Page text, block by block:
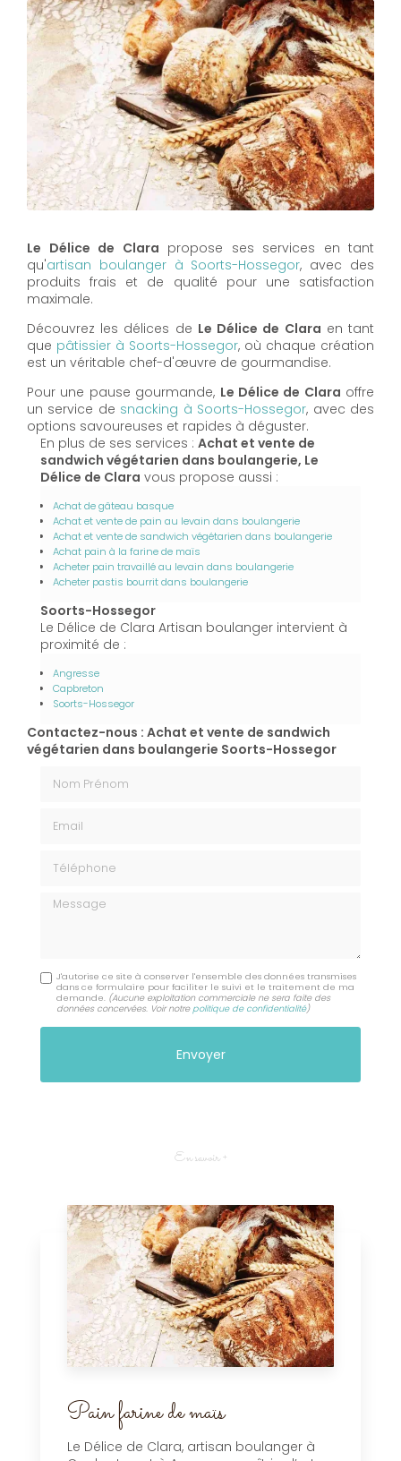
Le Délice de Clara propose ses services en tant
qu'artisan boulanger à Soorts-Hossegor, avec des
produits frais et de qualité pour une satisfaction
maximale.
Découvrez les délices de Le Délice de Clara en tant
que pâtissier à Soorts-Hossegor, où chaque création
est un véritable chef-d'œuvre de gourmandise.
Pour une pause gourmande, Le Délice de Clara offre
un service de snacking à Soorts-Hossegor, avec des
options savoureuses et rapides à déguster.
En plus de ses services : Achat et vente de
sandwich végétarien dans boulangerie, Le
Délice de Clara vous propose aussi :
Achat de gâteau basque
Achat et vente de pain au levain dans boulangerie
Achat et vente de sandwich végétarien dans boulangerie
Achat pain à la farine de maïs
Acheter pain travaillé au levain dans boulangerie
Acheter pastis bourrit dans boulangerie
Soorts-Hossegor
Le Délice de Clara Artisan boulanger intervient à
proximité de :
Angresse
Capbreton
Soorts-Hossegor
Contactez-nous : Achat et vente de sandwich
végétarien dans boulangerie Soorts-Hossegor
Message
J'autorise ce site à conserver l'ensemble des données transmises
dans ce formulaire pour faciliter le suivi et le traitement de ma
demande. (Aucune exploitation commerciale ne sera faite des
données concervées. Voir notre politique de confidentialité)
En savoir +
Pain farine de maïs
Le Délice de Clara, artisan boulanger à